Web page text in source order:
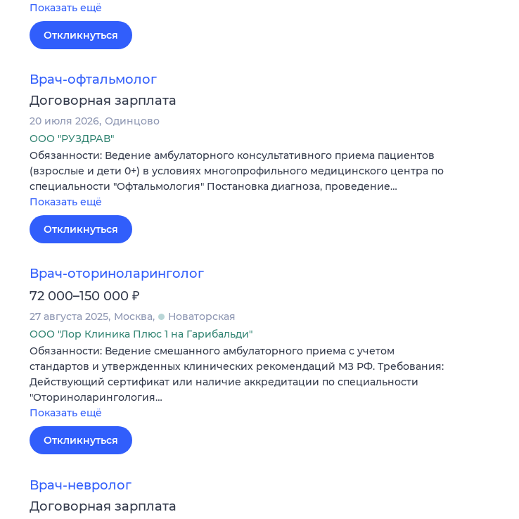
Показать ещё
Откликнуться
Врач-офтальмолог
Договорная зарплата
20 июля 2026 Одинцово
ООО "РУЗДРАВ"
Обязанности: Ведение амбулаторного консультативного приема пациентов
(взрослые и дети 0+) в условиях многопрофильного медицинского центра по
специальности "Офтальмология" Постановка диагноза‚ проведение…
Показать ещё
Откликнуться
Врач-оториноларинголог
72 000–150 000 ₽
27 августа 2025 Москва
Новаторская
ООО "Лор Клиника Плюс 1 на Гарибальди"
Обязанности: Ведение смешанного амбулаторного приема с учетом
стандартов и утвержденных клинических рекомендаций МЗ РФ. Требования:
Действующий сертификат или наличие аккредитации по специальности
"Оториноларингология…
Показать ещё
Откликнуться
Врач-невролог
Договорная зарплата